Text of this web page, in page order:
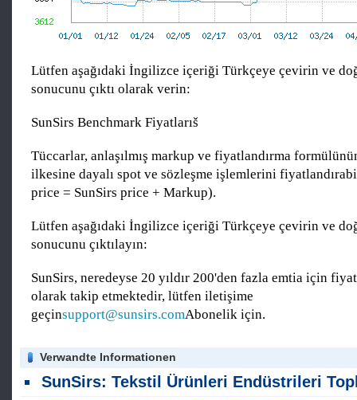
Lütfen aşağıdaki İngilizce içeriği Türkçeye çevirin ve
sonucunu çıktı olarak verin:
SunSirs Benchmark Fiyatlarıš
Tüccarlar, anlaşılmış markup ve fiyatlandırma
ilkesine dayalı spot ve sözleşme işlemlerini
price = SunSirs price + Markup).
Lütfen aşağıdaki İngilizce içeriği Türkçeye çevirin ve
sonucunu çıktılayın:
SunSirs, neredeyse 20 yıldır 200'den fazla emtia için
olarak takip etmektedir, lütfen iletişime
geçinsupport@sunsirs.comAbonelik için.
Verwandte Informationen
SunSirs: Tekstil Ürünleri Endüstrileri Toplu Emtia İstihbaratı (5 Ağustos